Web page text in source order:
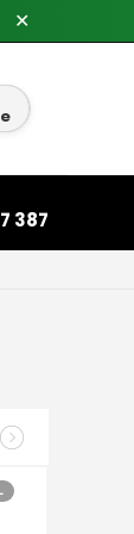
✕
387